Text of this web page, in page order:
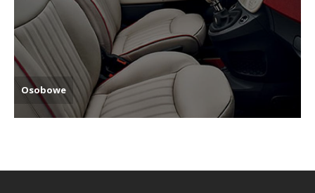
Osobowe